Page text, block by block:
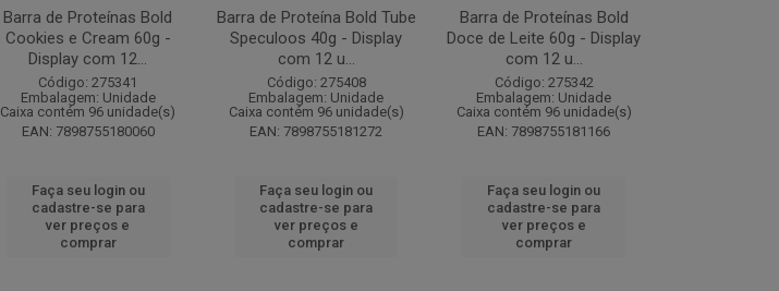
Barra de Proteínas Bold
Cookies e Cream 60g -
Display com 12...
Código: 275341
Embalagem: Unidade
Caixa contém 96 unidade(s)
EAN: 7898755180060
Faça seu login ou
cadastre-se para
ver preços e
comprar
Barra de Proteína Bold Tube
Speculoos 40g - Display
com 12 u...
Código: 275408
Embalagem: Unidade
Caixa contém 96 unidade(s)
EAN: 7898755181272
Faça seu login ou
cadastre-se para
ver preços e
comprar
Barra de Proteínas Bold
Doce de Leite 60g - Display
com 12 u...
Código: 275342
Embalagem: Unidade
Caixa contém 96 unidade(s)
EAN: 7898755181166
Faça seu login ou
cadastre-se para
ver preços e
comprar